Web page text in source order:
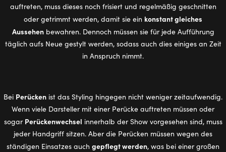
auftreten, muss dieses noch frisiert und regelmäßig geschnitten
oder getrimmt werden, damit sie ein konstant gleiches
Aussehenbewahren. Dennoch müssen sie für jede Aufführung
täglich aufs Neue gestylt werden, sodass auch dies einiges an Zeit
in Anspruch nimmt.
Bei Perücken ist das Styling hingegen nicht weniger zeitaufwendig.
Wenn viele Darsteller mit einer Perücke auftreten müssen oder
sogar Perückenwechsel innerhalb der Show vorgesehen sind, muss
jeder Handgriff sitzen. Aber die Perücken müssen wegen des
ständigen Einsatzes auch gepflegt werden, was bei einer großen